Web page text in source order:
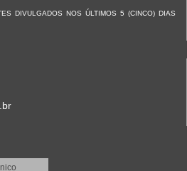
DIVULGADOS NOS ÚLTIMOS 5 (CINCO) DIAS